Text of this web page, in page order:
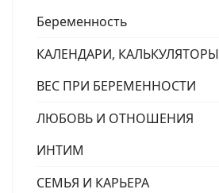
Беременность
КАЛЕНДАРИ, КАЛЬКУЛЯТОРЫ
ВЕС ПРИ БЕРЕМЕННОСТИ
ЛЮБОВЬ И ОТНОШЕНИЯ
ИНТИМ
СЕМЬЯ И КАРЬЕРА